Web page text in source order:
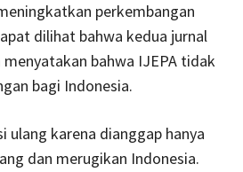
perkembangan
dilihat bahwa kedua jurnal
bahwa IJEPA tidak
bagi Indonesia.
ulang karena dianggap hanya
dan merugikan Indonesia.